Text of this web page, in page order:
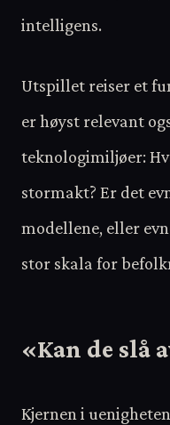
intelligens.
Utspillet reiser et
er høyst relevant
teknologimiljøer:
stormakt? Er det
modellene, eller
stor skala for
«Kan de slå
Kjernen i